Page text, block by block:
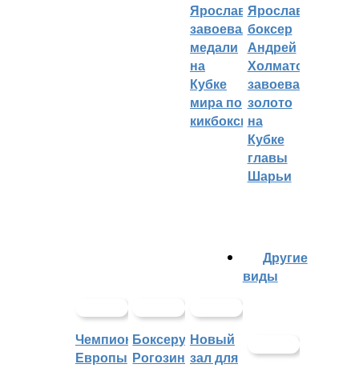
Ярославцы
завоевали
медали
на
Кубке
мира по
кикбоксингу
Ярославский
боксер
Андрей
Холматов
завоевал
золото
на
Кубке
главы
Шарьи
Чемпионат
Европы
Боксеру
Рогозину
Новый
зал для
Другие
виды